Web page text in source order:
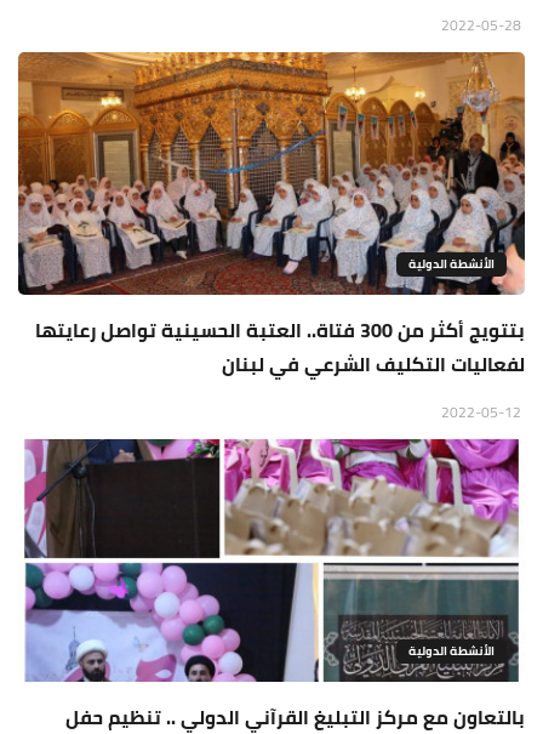
الأنشطة الدولية
بتتويج أكثر من 300 فتاة.. العتبة الحسينية تواصل رعايتها
لفعاليات التكليف الشرعي في لبنان
الأنشطة الدولية
بالتعاون مع مركز التبليغ القرآني الدولي .. تنظيم حفل